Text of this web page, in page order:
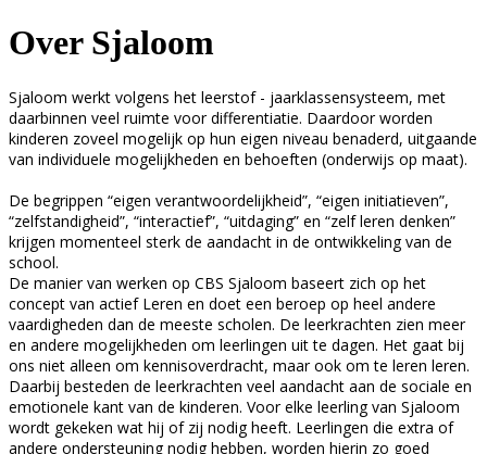
Over Sjaloom
Sjaloom werkt volgens het leerstof - jaarklassensysteem, met
daarbinnen veel ruimte voor differentiatie. Daardoor worden
kinderen zoveel mogelijk op hun eigen niveau benaderd, uitgaande
van individuele mogelijkheden en behoeften (onderwijs op maat).
De begrippen “eigen verantwoordelijkheid”, “eigen initiatieven”,
“zelfstandigheid”, “interactief”, “uitdaging” en “zelf leren denken”
krijgen momenteel sterk de aandacht in de ontwikkeling van de
school.
De manier van werken op CBS Sjaloom baseert zich op het
concept van actief Leren en doet een beroep op heel andere
vaardigheden dan de meeste scholen. De leerkrachten zien meer
en andere mogelijkheden om leerlingen uit te dagen. Het gaat bij
ons niet alleen om kennisoverdracht, maar ook om te leren leren.
Daarbij besteden de leerkrachten veel aandacht aan de sociale en
emotionele kant van de kinderen. Voor elke leerling van Sjaloom
wordt gekeken wat hij of zij nodig heeft. Leerlingen die extra of
andere ondersteuning nodig hebben, worden hierin zo goed